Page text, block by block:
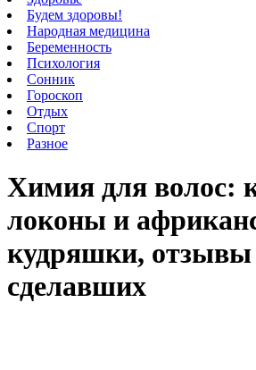
Будем здоровы!
Народная медицина
Беременность
Психология
Сонник
Гороскоп
Отдых
Спорт
Разное
Химия для волос:
локоны и
кудряшки, отзывы
сделавших